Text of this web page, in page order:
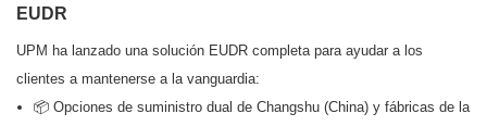
EUDR
UPM ha lanzado una solución EUDR completa para ayudar a los
clientes a mantenerse a la vanguardia:
📦 Opciones de suministro dual de Changshu (China) y fábricas de la